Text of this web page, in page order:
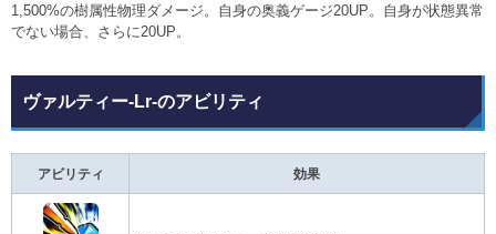
1,500%の樹属性物理ダメージ。自身の奥義ゲージ20UP。自身が状態異常
でない場合、さらに20UP。
ヴァルティー-Lr-のアビリティ
アビリティ 効果